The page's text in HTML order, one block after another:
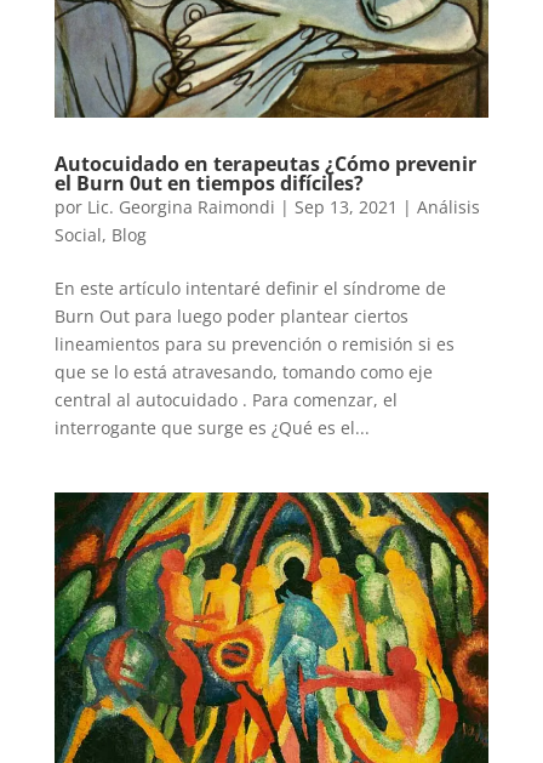
Autocuidado en terapeutas ¿Cómo prevenir
el Burn 0ut en tiempos difíciles?
por Lic. Georgina Raimondi | Sep 13, 2021 | Análisis
Social, Blog
En este artículo intentaré definir el síndrome de
Burn Out para luego poder plantear ciertos
lineamientos para su prevención o remisión si es
que se lo está atravesando, tomando como eje
central al autocuidado . Para comenzar, el
interrogante que surge es ¿Qué es el...